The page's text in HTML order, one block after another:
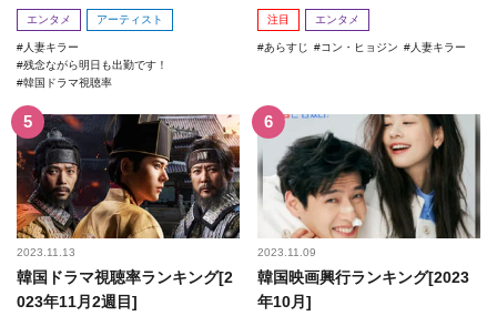
回！
エンタメ アーティスト
人妻キラー
残念ながら明日も出勤です！
韓国ドラマ視聴率
注目 エンタメ
あらすじ コン・ヒョジン 人妻キラー
2023.11.13
韓国ドラマ視聴率ランキング[2
023年11月2週目]
2023.11.09
韓国映画興行ランキング[2023
年10月]